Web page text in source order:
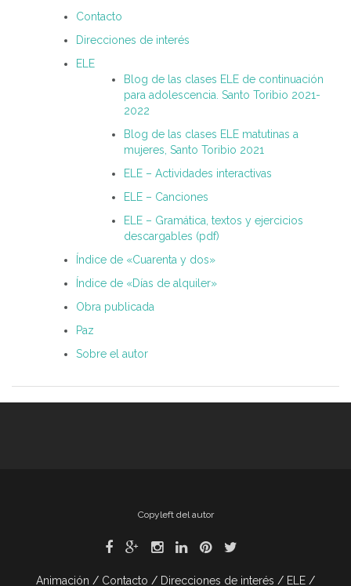
Contacto
Direcciones de interés
ELE
Blog de las clases ELE de continuación
para adolescencia. Santo Toribio 2021-
2022
Blog de las clases ELE matutinas a
mujeres, Santo Toribio 2021
ELE – Actividades interactivas
ELE – Canciones
ELE – Gramática, textos y ejercicios
descargables (pdf)
Índice de «Cuarenta y dos»
Índice de «Días de alquiler»
Obra publicada
Paz
Sobre el autor
Copyleft del autor
Animación Contacto Direcciones de interés ELE